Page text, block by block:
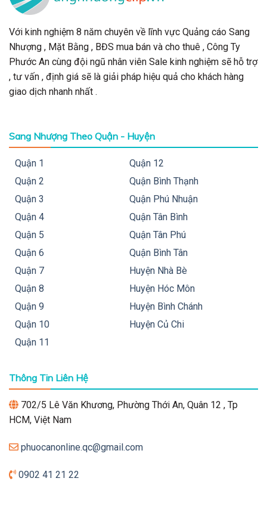
Với kinh nghiệm 8 năm chuyên về lĩnh vực Quảng cáo Sang
Nhượng , Mặt Bằng , BĐS mua bán và cho thuê , Công Ty
Phước An cùng đội ngũ nhân viên Sale kinh nghiệm sẽ hỗ trợ
, tư vấn , định giá sẽ là giải pháp hiệu quả cho khách hàng
giao dịch nhanh nhất .
Sang Nhượng Theo Quận - Huyện
Quận 1
Quận 2
Quận 3
Quận 4
Quận 5
Quận 6
Quận 7
Quận 8
Quận 9
Quận 10
Quận 11
Quận 12
Quận Bình Thạnh
Quận Phú Nhuận
Quận Tân Bình
Quận Tân Phú
Quận Bình Tân
Huyện Nhà Bè
Huyện Hóc Môn
Huyện Bình Chánh
Huyện Củ Chi
Thông Tin Liên Hệ
702/5 Lê Văn Khương, Phường Thới An, Quân 12 , Tp
HCM, Việt Nam
phuocanonline.qc@gmail.com
0902 41 21 22